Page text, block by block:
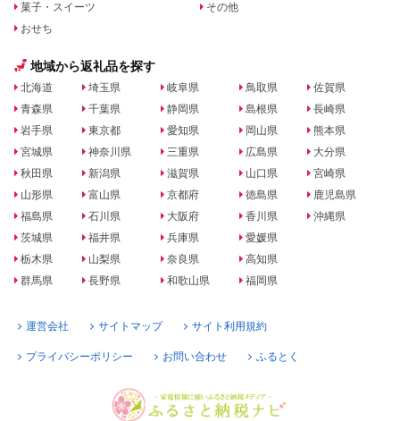
菓子・スイーツ
おせち
その他
地域から返礼品を探す
北海道
青森県
岩手県
宮城県
秋田県
山形県
福島県
茨城県
栃木県
群馬県
埼玉県
千葉県
東京都
神奈川県
新潟県
富山県
石川県
福井県
山梨県
長野県
岐阜県
静岡県
愛知県
三重県
滋賀県
京都府
大阪府
兵庫県
奈良県
和歌山県
鳥取県
島根県
岡山県
広島県
山口県
徳島県
香川県
愛媛県
高知県
福岡県
佐賀県
長崎県
熊本県
大分県
宮崎県
鹿児島県
沖縄県
運営会社 サイトマップ サイト利用規約
プライバシーポリシー お問い合わせ ふるとく